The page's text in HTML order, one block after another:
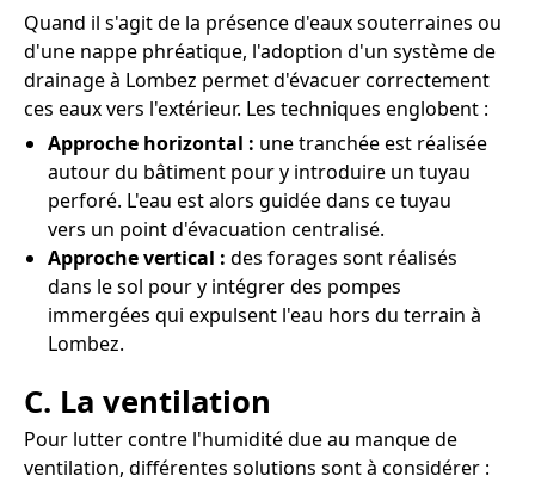
Quand il s'agit de la présence d'eaux souterraines ou
d'une nappe phréatique, l'adoption d'un système de
drainage à Lombez permet d'évacuer correctement
ces eaux vers l'extérieur. Les techniques englobent :
Approche horizontal : une tranchée est réalisée
autour du bâtiment pour y introduire un tuyau
perforé. L'eau est alors guidée dans ce tuyau
vers un point d'évacuation centralisé.
Approche vertical : des forages sont réalisés
dans le sol pour y intégrer des pompes
immergées qui expulsent l'eau hors du terrain à
Lombez.
C. La ventilation
Pour lutter contre l'humidité due au manque de
ventilation, différentes solutions sont à considérer :